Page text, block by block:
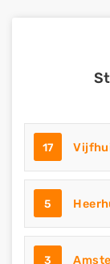
17
5
3